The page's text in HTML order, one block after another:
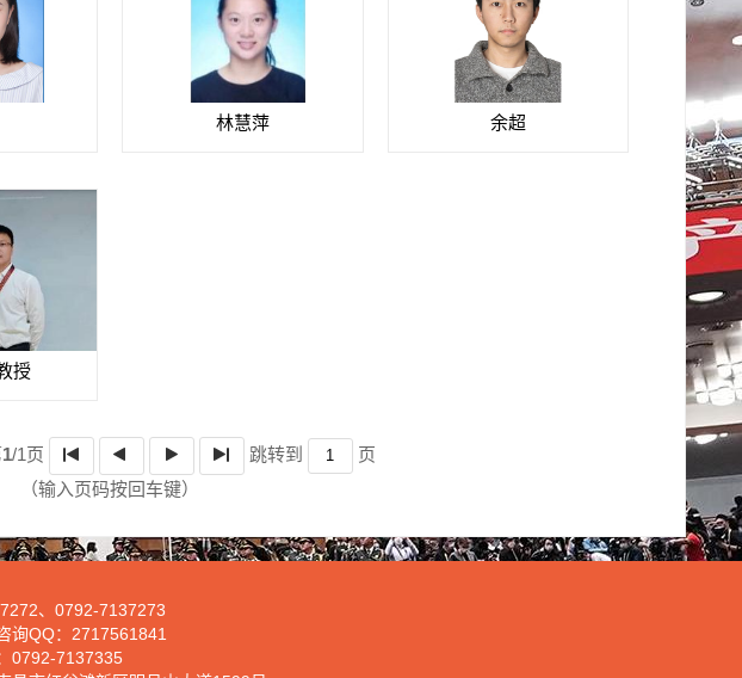
林慧萍 ​余超
授
1/1页 跳转到
页
（输入页码按回车键）
、 0792-7137273
询QQ： 2717561841
0792-7137335